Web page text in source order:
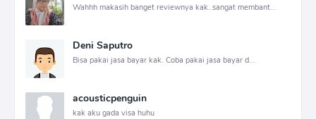
Wahhh makasih banget reviewnya kak..sangat membant...
Deni Saputro
Bisa pakai jasa bayar kak. Coba pakai jasa bayar d...
acousticpenguin
kak aku gada visa huhu